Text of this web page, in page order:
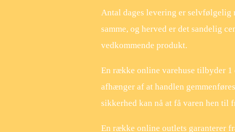
Antal dages levering er selvfølgelig
samme, og herved er det sandelig
vedkommende produkt.
En række online varehuse tilbyder 1
afhænger af at handlen
sikkerhed kan nå at få varen hen til
En række online outlets garanterer